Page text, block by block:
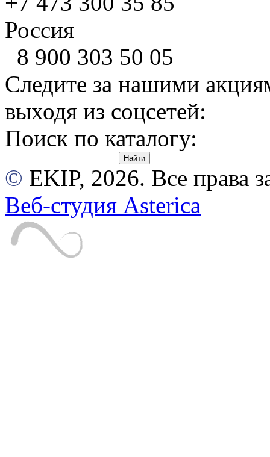
Россия
8 900 303 50 05
Следите за нашими
выходя из соцсетей:
Поиск по каталогу:
© EKIP, 2026. Все права
Веб-студия Asterica